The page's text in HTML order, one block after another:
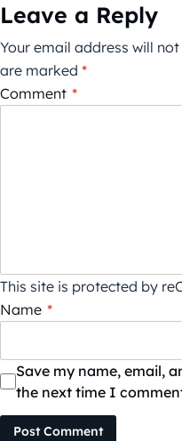
Leave a Reply
Your email address will
are marked *
Comment *
This site is protected by
Name *
Save my name, email,
the next time I
Post Comment